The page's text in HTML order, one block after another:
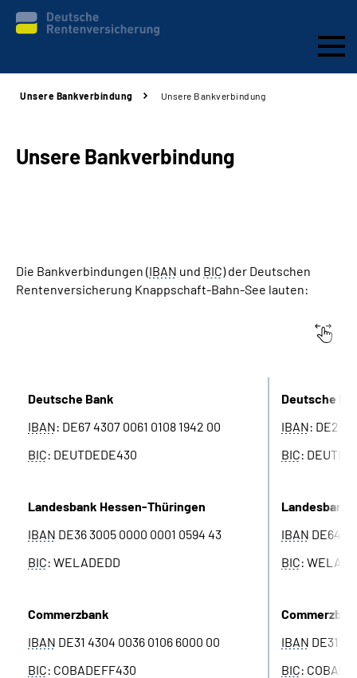
Beratung & Kontakt
Arbeitgeber-Services
Gebärdensprache
Suche
Unsere Bankverbindung Unsere Bankverbindung
Unsere Bankverbindung
Die Bankverbindungen (IBAN und BIC) der Deutschen
Rentenversicherung Knappschaft-Bahn-See lauten:
Deutsche Bank
IBAN: DE67 4307 0061 0108 1942 00
BIC: DEUTDEDE430
Deutsche
IBAN: DE21
BIC:
Landesbank Hessen-Thüringen
IBAN DE36 3005 0000 0001 0594 43
BIC: WELADEDD
Landesbank
IBAN DE64
BIC:
Commerzbank
IBAN DE31 4304 0036 0106 6000 00
BIC: COBADEFF430
IBAN DE31
BIC: